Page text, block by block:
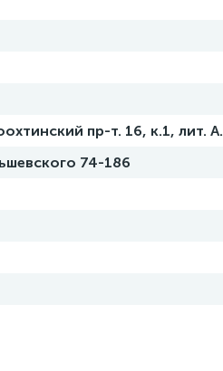
пр-т. 16, к.1, лит. А.
74-186